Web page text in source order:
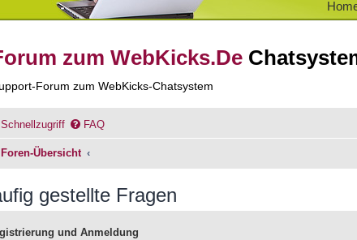
zum WebKicks.De
Forum zum WebKicks-Chatsystem
Schnellzugriff FAQ
Foren-Übersicht
gestellte Fragen
und Anmeldung